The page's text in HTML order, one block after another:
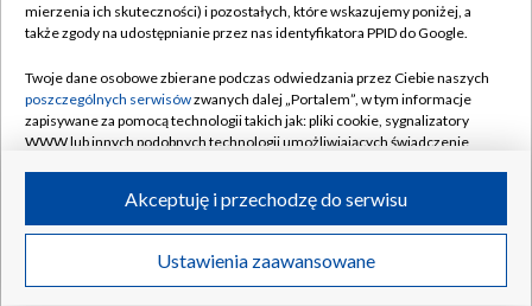
Naziemna Telewizja Cyfrowa
Rada Programowa
System NOS
Informacje o nadawcy
Program dla prasy
Ogłoszenie przetargowe
Pomoc
Kontakt
Kanały
©2026 Telewizja Polska S.A. w likwidacji
mierzenia ich skuteczności) i pozostałych, które wskazujemy poniżej, a
także zgody na udostępnianie przez nas identyfikatora PPID do Google.
Twoje dane osobowe zbierane podczas odwiedzania przez Ciebie naszych
poszczególnych serwisówzwanych dalej „Portalem”, w tym informacje
zapisywane za pomocą technologii takich jak: pliki cookie, sygnalizatory
WWW lub innych podobnych technologii umożliwiających świadczenie
ruchu w Internecie.
Twoje dane osobowe zbierane podczas odwiedzania przez Ciebie
poszczególnych serwisówna Portalu, takie jak adresy IP, identyfikatory
Ustawienia zaawansowane
Akceptuję i przechodzę do serwisu